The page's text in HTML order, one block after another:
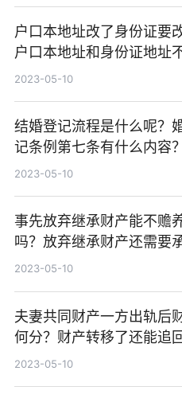
户口本地址改了身份证要
户口本地址和身份证地址
怎么办？
2023-05-10
结婚登记流程是什么呢？
记条例第七条有什么内容？
2023-05-10
事先放弃继承财产能不赡
吗？放弃继承财产还需要
务吗？
2023-05-10
夫妻共同财产一方出轨后
何分？财产转移了还能追
吗？
2023-05-10